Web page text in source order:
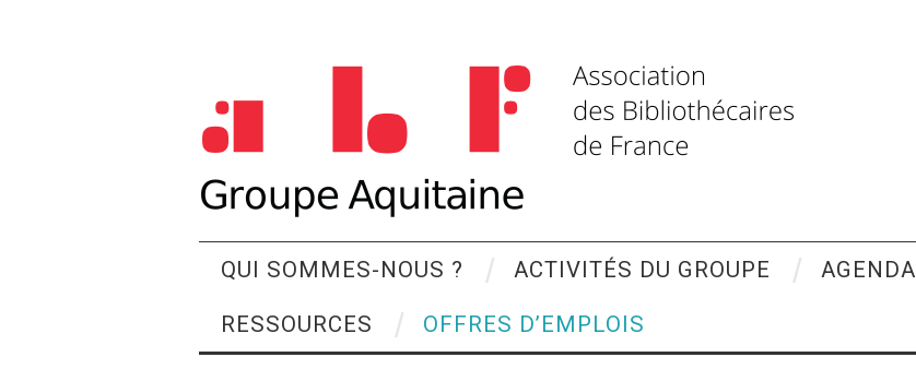
QUI SOMMES-NOUS ? ACTIVITÉS DU GROUPE AGENDA
RESSOURCES OFFRES D’EMPLOIS